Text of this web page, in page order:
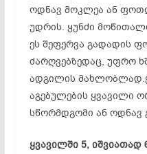
ოდნავ მოკლეა ან
უდრის. ყუნძი
ეს შეფერვა გადადის
ძარღვებზედაც, უფრო
ადგილის
აგებულების ყვავილი
სწორმდგომი ან ოდნავ
ყვავილში 5, იშვიათად